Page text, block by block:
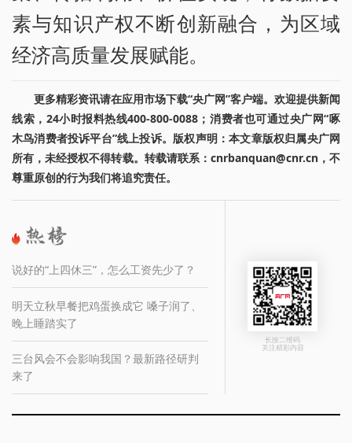
素与知识产权不断创新融合，为区域
经济高质量发展赋能。
更多精彩资讯请在应用市场下载“央广网”客户端。欢迎提供新闻
线索，24小时报料热线400-800-0088；消费者也可通过央广网“啄
木鸟消费者投诉平台”线上投诉。版权声明：本文章版权归属央广网
所有，未经授权不得转载。转载请联系：cnrbanquan@cnr.cn，不
尊重原创的行为我们将追究责任。
说好的“上四休三”，怎么工资先少了？
明天立秋早餐把鸡蛋换成它 嗓子润了、
晚上睡踏实了
三台风会不会影响我国？最新路径研判
来了
长按二维码
关注精彩内容